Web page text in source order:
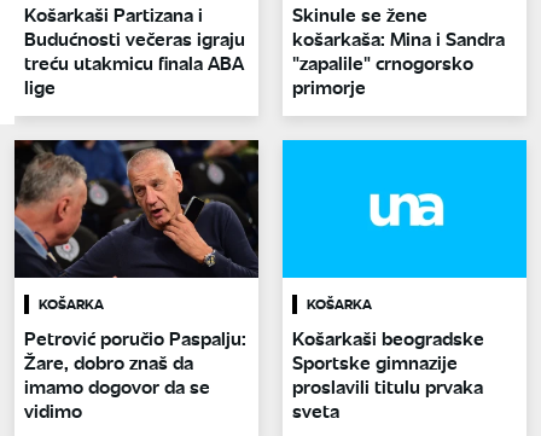
Košarkaši Partizana i
Budućnosti večeras igraju
treću utakmicu finala ABA
lige
Skinule se žene
košarkaša: Mina i Sandra
"zapalile" crnogorsko
primorje
KOŠARKA
Petrović poručio Paspalju:
Žare, dobro znaš da
imamo dogovor da se
vidimo
KOŠARKA
Košarkaši beogradske
Sportske gimnazije
proslavili titulu prvaka
sveta